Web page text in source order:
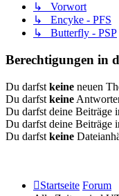
↳ Vorwort
↳ Encyke - PFS
↳ Butterfly - PSP
Berechtigungen in
Du darfst keine neuen
Du darfst keine
Du darfst deine Beiträge
Du darfst deine Beiträge
Du darfst keine
Startseite Forum